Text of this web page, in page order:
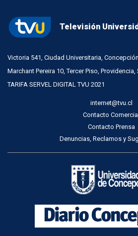
Televisión
Victoria 541, Ciudad Universitaria,
Marchant Pereira 10, Tercer Piso,
TARIFA SERVEL DIGITAL TVU 2021
internet@tvu.cl
Contacto
Contacto Prensa
Denuncias, Reclamos y